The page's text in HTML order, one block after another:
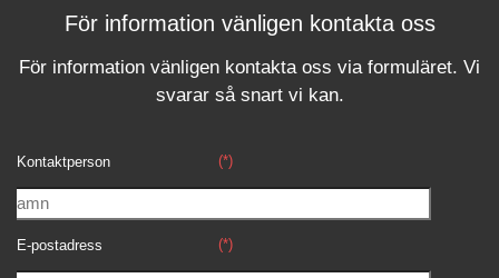
För information vänligen kontakta oss
För information vänligen kontakta oss via formuläret. Vi
svararså snart vi kan.
Kontaktperson (*)
E-postadress (*)